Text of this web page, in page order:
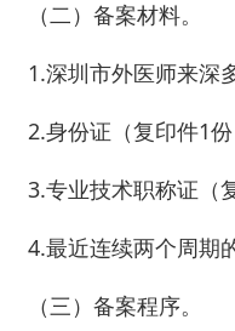
（二）备案材料。
1.深圳市外医师来深
2.身份证（复印件1份
3.专业技术职称证（
4.最近连续两个周期
（三）备案程序。